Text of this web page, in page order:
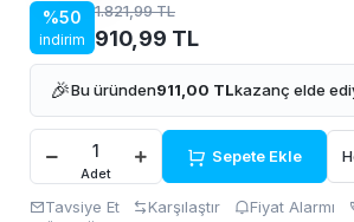
%50
indirim
1.821,99 TL
910,99 TL
🎉Bu üründen911,00 TLkazanç elde
Adet
Sepete Ekle
Tavsiye Et Karşılaştır Fiyat Alarmı